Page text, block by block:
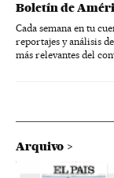
Boletín de
Cada semana en tu
reportajes y análisis
más relevantes del
Arquivo